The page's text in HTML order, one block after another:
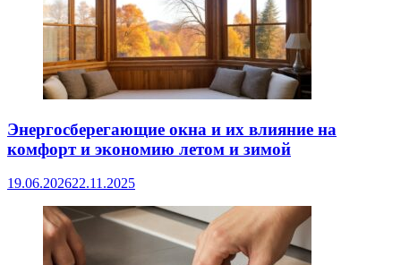
Энергосберегающие окна и их влияние на
комфорт и экономию летом и зимой
19.06.202622.11.2025